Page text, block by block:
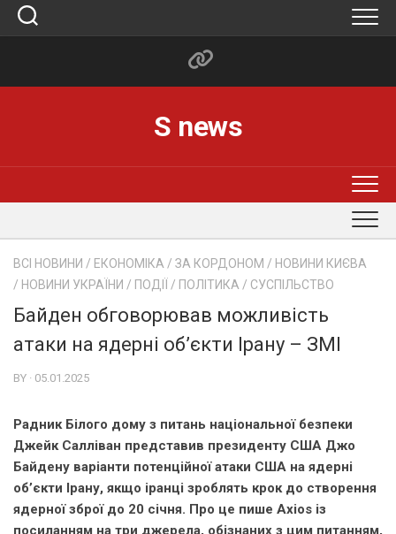
Skip
S news
ВСІ НОВИНИ / ЕКОНОМІКА / ЗА КОРДОНОМ / НОВИНИ КИЄВА
/ НОВИНИ УКРАЇНИ / ПОДІЇ / ПОЛІТИКА / СУСПІЛЬСТВО
Байден обговорював можливість
атаки на ядерні об’єкти Ірану – ЗМІ
BY · 05.01.2025
Радник Білого дому з питань національної безпеки
Джейк Салліван представив президенту США Джо
Байдену варіанти потенційної атаки США на ядерні
об’єкти Ірану, якщо іранці зроблять крок до створення
ядерної зброї до 20 січня. Про це пише Axios із
посиланням на три джерела, обізнаних з цим питанням,